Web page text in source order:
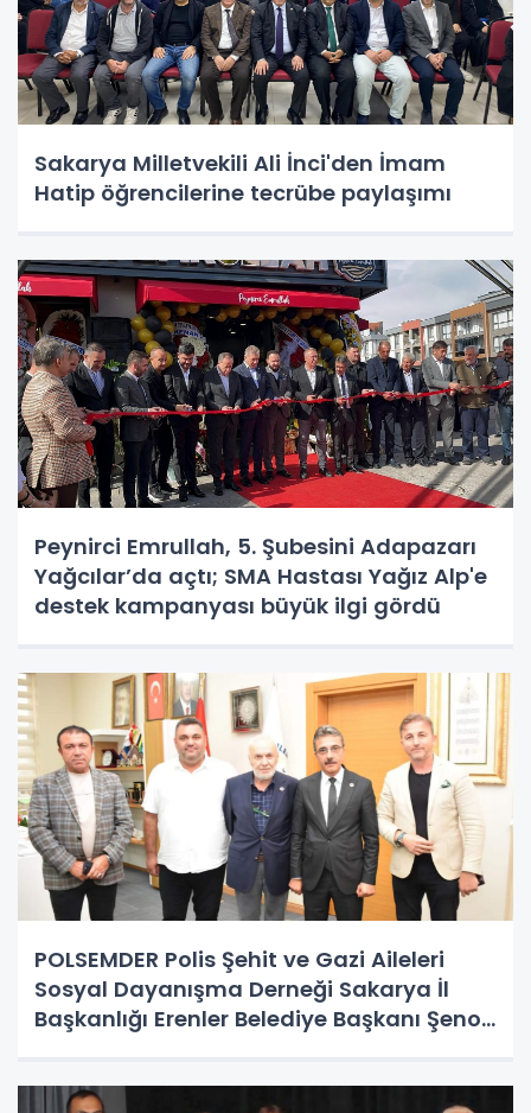
Sakarya Milletvekili Ali İnci'den İmam
Hatip öğrencilerine tecrübe paylaşımı
Peynirci Emrullah, 5. Şubesini Adapazarı
Yağcılar’da açtı; SMA Hastası Yağız Alp'e
destek kampanyası büyük ilgi gördü
POLSEMDER Polis Şehit ve Gazi Aileleri
Sosyal Dayanışma Derneği Sakarya İl
Başkanlığı Erenler Belediye Başkanı Şenol